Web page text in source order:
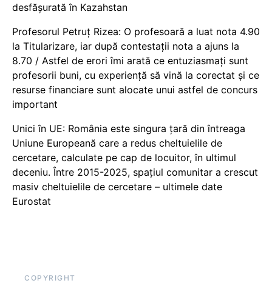
desfășurată în Kazahstan
Profesorul Petruț Rizea: O profesoară a luat nota 4.90
la Titularizare, iar după contestații nota a ajuns la
8.70 / Astfel de erori îmi arată ce entuziasmați sunt
profesorii buni, cu experiență să vină la corectat și ce
resurse financiare sunt alocate unui astfel de concurs
important
Unici în UE: România este singura țară din întreaga
Uniune Europeană care a redus cheltuielile de
cercetare, calculate pe cap de locuitor, în ultimul
deceniu. Între 2015-2025, spațiul comunitar a crescut
masiv cheltuielile de cercetare – ultimele date
Eurostat
COPYRIGHT